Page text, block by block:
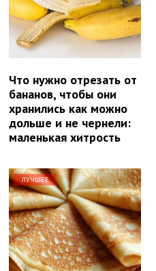
Что нужно отрезать от
бананов, чтобы они
хранились как можно
дольше и не чернели:
маленькая хитрость
ЛУЧШЕЕ